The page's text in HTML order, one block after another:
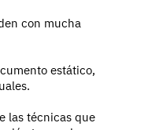
con mucha
estático,
las técnicas que